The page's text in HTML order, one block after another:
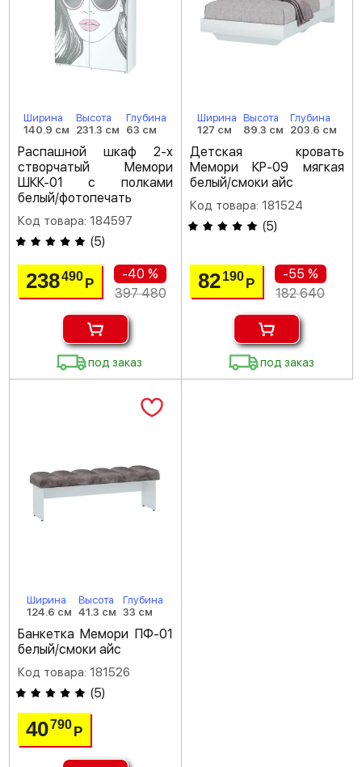
Ширина
140.9 см
Высота
231.3 см
Глубина
63 см
Распашной шкаф 2-х
створчатый Мемори
ШКК-01 с полками
белый/фотопечать
Код товара: 184597
(5)
238490Р
-40 %
397 480
под заказ
Ширина
127 см
Высота
89.3 см
Глубина
203.6 см
Детская кровать
Мемори КР-09 мягкая
белый/смоки айс
Код товара: 181524
(5)
82 190 Р
-55 %
182 640
под заказ
Ширина
124.6 см
Высота
41.3 см
Глубина
33 см
Банкетка Мемори ПФ-01
белый/смоки айс
Код товара: 181526
(5)
40790Р